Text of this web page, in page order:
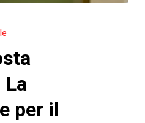
La
per il